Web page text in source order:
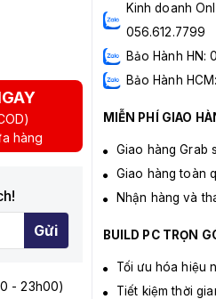
hàng
Gửi
- 23h00)
Kinh doanh
056.612.7799
Bảo Hành HN:
Bảo Hành
MIỄN PHÍ GIAO
Giao hàng Grab
Giao hàng toàn
Nhận hàng và
BUILD PC TRỌN
Tối ưu hóa hiệu
Tiết kiệm thời